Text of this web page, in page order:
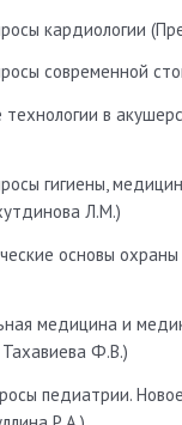
кардиологии
современной
в
гигиены,
Л.М.)
основы
медицина и
Ф.В.)
педиатрии.